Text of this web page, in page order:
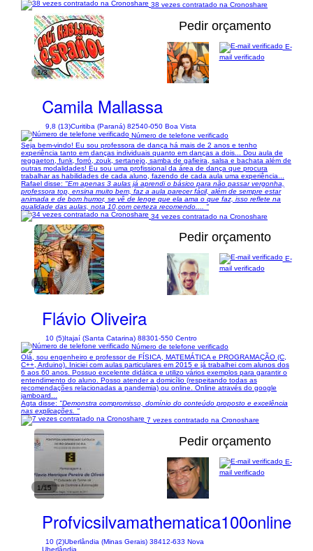
38 vezes contratado na Cronoshare
1/3
Pedir orçamento
Camila Mallassa
9,8 (13)Curitiba (Paraná) 82540-050 Boa Vista
E-
mail verificado
Número de telefone verificado
Seja bem-vindo! Eu sou professora de dança há mais de 2 anos e tenho
experiência tanto em danças individuais quanto em danças a dois... Dou aula de
reggaeton, funk, forró, zouk, sertanejo, samba de gafieira, salsa e bachata além de
outras modalidades! Eu sou uma profissional da área de dança que procura
trabalhar as habilidades de cada aluno, fazendo de cada aula uma experiência...
Rafael disse: "Em apenas 3 aulas já aprendi o básico para não passar vergonha,
professora top, ensina muito bem, faz a aula parecer fácil, além de sempre estar
animada e de bom humor, se vê de lenge que ela ama o que faz, isso reflete na
qualidade das aulas, nota 10,com certeza recomendo.... "
34 vezes contratado na Cronoshare
1/5
Pedir orçamento
Flávio Oliveira
10 (5)Itajaí (Santa Catarina) 88301-550 Centro
E-
mail verificado
Número de telefone verificado
Olá, sou engenheiro e professor de FÍSICA, MATEMÁTICA e PROGRAMAÇÃO (C,
C++, Arduino). Iniciei com aulas particulares em 2015 e já trabalhei com alunos dos
6 aos 60 anos. Possuo excelente didática e utilizo vários exemplos para garantir o
entendimento do aluno. Posso atender a domicílio (respeitando todas as
recomendações relacionadas a pandemia) ou online. Online através do google
jamboard...
Agta disse: "Demonstra compromisso, domínio do conteúdo proposto e excelência
nas explicações. "
7 vezes contratado na Cronoshare
1/15
Pedir orçamento
Profvicsilvamathematica100online
10 (2)Uberlândia (Minas Gerais) 38412-633 Nova
Uberlândia
E-
mail verificado